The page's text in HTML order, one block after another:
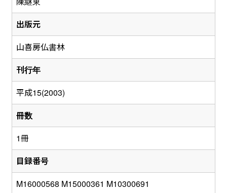
出版元
山喜房仏書林
刊行年
平成15(2003)
冊数
1冊
目録番号
M16000568 M15000361 M10300691